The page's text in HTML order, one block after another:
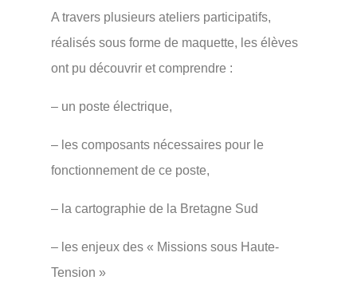
A travers plusieurs ateliers participatifs,
réalisés sous forme de maquette, les élèves
ont pu découvrir et comprendre :
– un poste électrique,
– les composants nécessaires pour le
fonctionnement de ce poste,
– la cartographie de la Bretagne Sud
– les enjeux des « Missions sous Haute-
Tension »